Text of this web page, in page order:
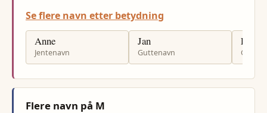
Se flere navn etter betydning
Anne
Jentenavn
Jan
Guttenavn
Per
Flere navn på M